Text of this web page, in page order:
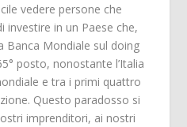
vedere persone che
investire in un Paese che,
Banca Mondiale sul doing
posto, nonostante l’Italia
e tra i primi quattro
Questo paradosso si
imprenditori, ai nostri